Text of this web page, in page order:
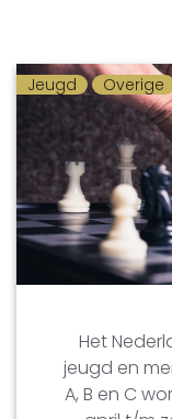
Jeugd Overige
Het
jeugd en
A, B en C